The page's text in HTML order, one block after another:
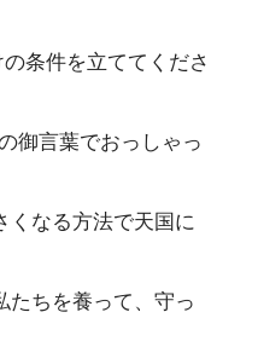
条件を立ててくださ
御言葉でおっしゃっ
くなる方法で天国に
ちを養って、守っ